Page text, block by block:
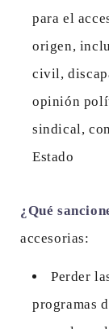
para el
origen,
civil,
opinión
sindical,
Estado
¿Qué
accesorias:
Perder
programas